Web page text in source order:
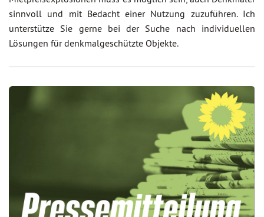
sinnvoll und mit Bedacht einer Nutzung zuzuführen. Ich
unterstütze Sie gerne bei der Suche nach individuellen
Lösungen für denkmalgeschützte Objekte.